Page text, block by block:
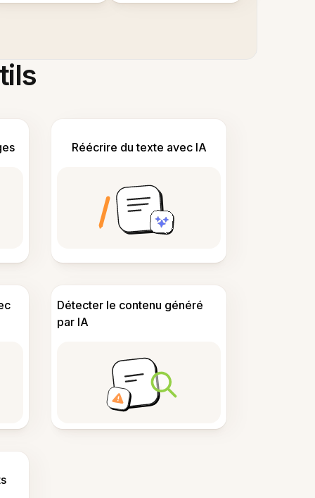
Réécrire du texte avec IA
Détecter le contenu généré
par IA